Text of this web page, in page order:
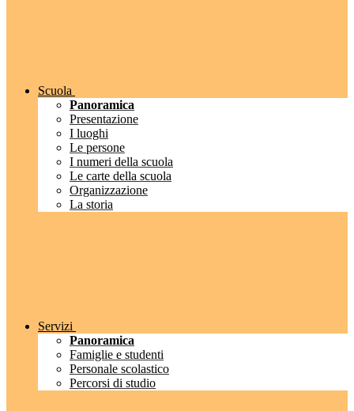
Scuola
Panoramica
Presentazione
I luoghi
Le persone
I numeri della scuola
Le carte della scuola
Organizzazione
La storia
Servizi
Panoramica
Famiglie e studenti
Personale scolastico
Percorsi di studio